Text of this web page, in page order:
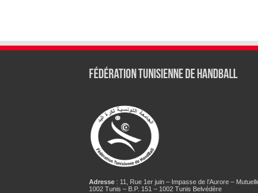
Fédération tunisienne de Handball
Adresse: 11, Rue 1er juin – Impasse de l’Aurore –
1002 Tunis – B.P. 151 – 1002 Tunis Belvédère